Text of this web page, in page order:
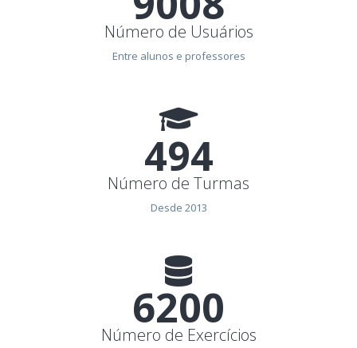
10009
Número de Usuários
570
Número de Turmas